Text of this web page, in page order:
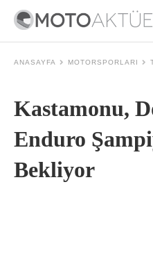
ANASAYFA MOTORSPORLARI
Kastamonu,
Enduro
Bekliyor